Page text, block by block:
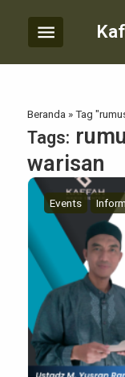
menu
Beranda »Tag
Tags:
warisan
Events